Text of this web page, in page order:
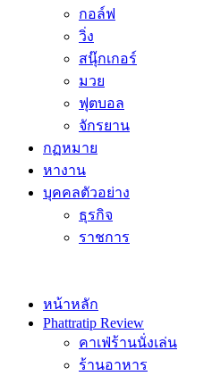
กอล์ฟ
วิ่ง
สนุ๊กเกอร์
มวย
ฟุตบอล
จักรยาน
กฏหมาย
หางาน
บุคคลตัวอย่าง
ธุรกิจ
ราชการ
หน้าหลัก
Phattratip Review
คาเฟ่ร้านนั่งเล่น
ร้านอาหาร